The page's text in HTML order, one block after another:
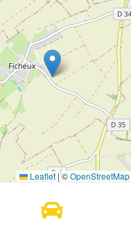
Leaflet |©OpenStreetMap